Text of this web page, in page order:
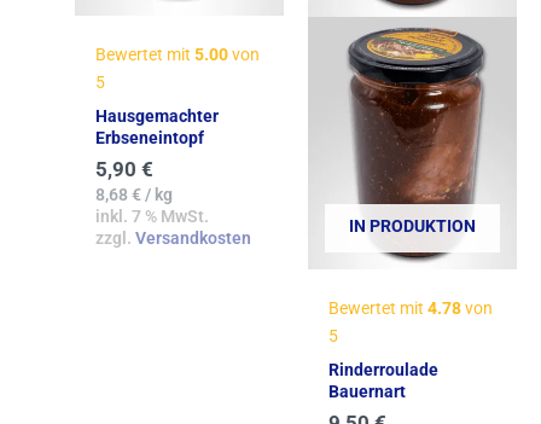
Bewertet mit 5.00von
5
Hausgemachter
Erbseneintopf
5,90 €
8,68€/ kg
inkl. 7 % MwSt.
zzgl. Versandkosten
IN PRODUKTION
Bewertet mit 4.78von
5
Rinderroulade
Bauernart